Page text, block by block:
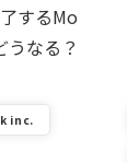
するMo
なる？
inc.